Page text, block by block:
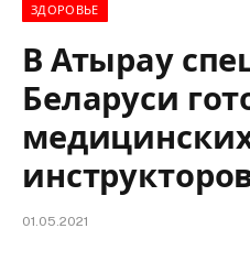
ЗДОРОВЬЕ
В Атырау
Беларуси
01.05.2021